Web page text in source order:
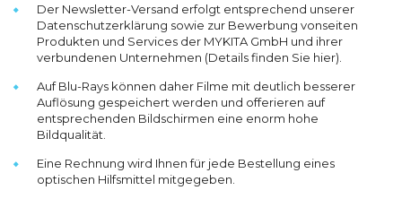
Der Newsletter-Versand erfolgt entsprechend unserer
Datenschutzerklärung sowie zur Bewerbung vonseiten
Produkten und Services der MYKITA GmbH und ihrer
verbundenen Unternehmen (Details finden Sie hier).
Auf Blu-Rays können daher Filme mit deutlich besserer
Auflösung gespeichert werden und offerieren auf
entsprechenden Bildschirmen eine enorm hohe
Bildqualität.
Eine Rechnung wird Ihnen für jede Bestellung eines
optischen Hilfsmittel mitgegeben.